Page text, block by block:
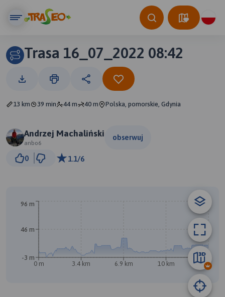
Trasa 16_07_2022 08:42
13 km 39 min 44 m 40 m Polska, pomorskie, Gdynia
Andrzej Machaliński
anbo6
obserwuj
0 1.1/6
0 m 3.4 km 6.9 km 10 km 13 km
-3 m
46 m
96 m